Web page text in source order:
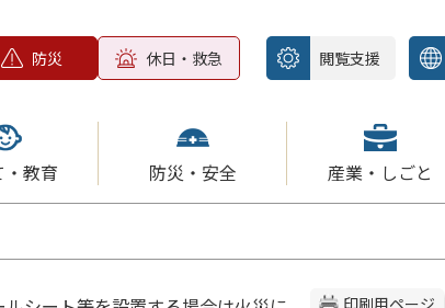
防災 休日・救急 閲覧支援
・教育 防災・安全 産業・しごと
印刷用ページ